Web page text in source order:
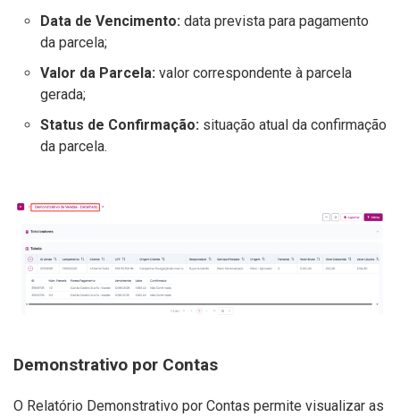
Data de Vencimento: data prevista para pagamento
da parcela;
Valor da Parcela: valor correspondente à parcela
gerada;
Status de Confirmação: situação atual da confirmação
da parcela.
Demonstrativo por Contas
O Relatório Demonstrativo por Contas permite visualizar as